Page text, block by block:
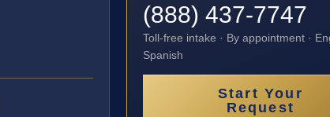
(888) 437-7747
Toll-free intake · By appointment ·
Spanish
Start Your
Request